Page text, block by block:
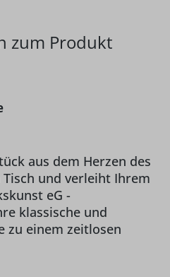
zum Produkt
aus dem Herzen des
und verleiht Ihrem
eG -
klassische und
zu einem zeitlosen